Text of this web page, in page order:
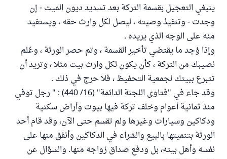
ينبغي التعجيل بقسمة التركة بعد تسديد ديون الميت - إن
وجدت - وتنفيذ وصيته ، ليصل لكل وارث حقه ، ويستفيد
منه على الوجه الذي يريده .
وإذا وُجد ما يقتضي تأخير القسمة ، وتم حصر الورثة ، وعُلم
نصيبك من التركة ، كأن يكون لكل وارث بيت مثلا ، وتريد أن
تتبرع ببيتك لجمعية التحفيظ ، فلا حرج في ذلك .
وقد جاء في "فتاوى اللجنة الدائمة" (16/ 440) : " رجل توفي
منذ ثمانية أعوام وخلف تركة فيها بيوت وأراض سكنية
ودكاكين وسيارات وغيرها ولم تقسم حتى الآن، وقد قام أحد
الورثة بتنميتها بالبيع والشراء في الدكاكين وأنفق منها على
نفسه وأهل بيته، بل ودفع صداق زواجه منها. والسؤال عن